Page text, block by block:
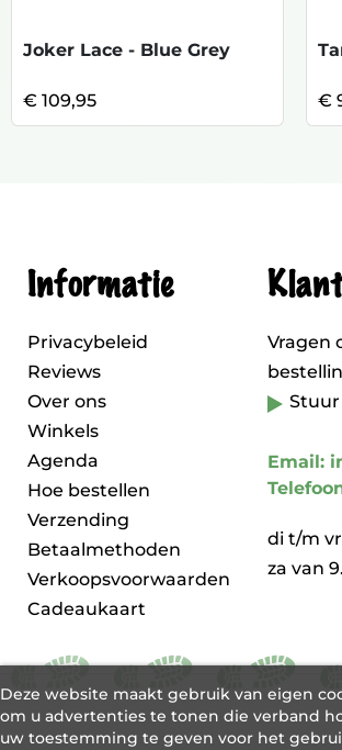
Joker Lace - Blue Grey
€ 109,95 €
Informatie
Privacybeleid
Reviews
Over ons
Winkels
Agenda
Hoe bestellen
Verzending
Betaalmethoden
Verkoopsvoorwaarden
Cadeaukaart
Vragen
Email:
di t/m
za van
Deze website maakt gebruik van eigen
om u advertenties te tonen die verband
uw toestemming te geven voor het